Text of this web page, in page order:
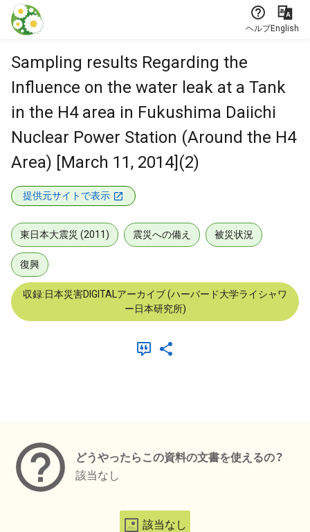
本文に飛ぶ
ヘルプEnglish
Sampling results Regarding the
Influence on the water leak at a Tank
in the H4 area in Fukushima Daiichi
Nuclear Power Station (Around the H4
Area) [March 11, 2014](2)
提供元サイトで表示
東日本大震災 (2011) 震災への備え 被災状況
復興
収録:日本災害DIGITALアーカイブ (ハーバード大学ライシャワ
ー日本研究所)
どうやったらこの資料の文書を使えるの？
該当なし
該当なし